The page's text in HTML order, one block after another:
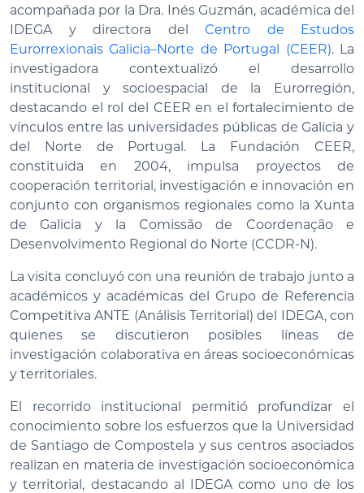
acompañada por la Dra. Inés Guzmán, académica del
IDEGA y directora del Centro de Estudos
Eurorrexionais Galicia–Norte de Portugal (CEER). La
investigadora contextualizó el desarrollo
institucional y socioespacial de la Eurorregión,
destacando el rol del CEER en el fortalecimiento de
vínculos entre las universidades públicas de Galicia y
del Norte de Portugal. La Fundación CEER,
constituida en 2004, impulsa proyectos de
cooperación territorial, investigación e innovación en
conjunto con organismos regionales como la Xunta
de Galicia y la Comissão de Coordenação e
Desenvolvimento Regional do Norte (CCDR-N).
La visita concluyó con una reunión de trabajo junto a
académicos y académicas del Grupo de Referencia
Competitiva ANTE (Análisis Territorial) del IDEGA, con
quienes se discutieron posibles líneas de
investigación colaborativa en áreas socioeconómicas
y territoriales.
El recorrido institucional permitió profundizar el
conocimiento sobre los esfuerzos que la Universidad
de Santiago de Compostela y sus centros asociados
realizan en materia de investigación socioeconómica
y territorial, destacando al IDEGA como uno de los